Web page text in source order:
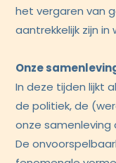
het vergaren van
aantrekkelijk zijn in
Onze
In deze tijden lijkt
de politiek, de
onze samenleving
De